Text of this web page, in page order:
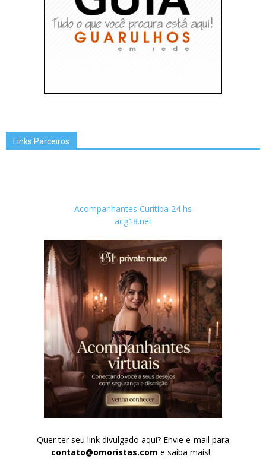
Links Parceiros
Acompanhantes Curitiba 24 hs
acg18.net
Quer ter seu link divulgado aqui? Envie e-mail para
contato@omoristas.com e saiba mais!